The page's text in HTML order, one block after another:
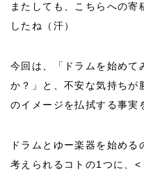
またしても、こちらへの寄
したね（汗）
今回は、「ドラムを始めて
か？」と、不安な気持ちが
のイメージを払拭する事実
ドラムとゆー楽器を始め
考えられるコトの1つに、